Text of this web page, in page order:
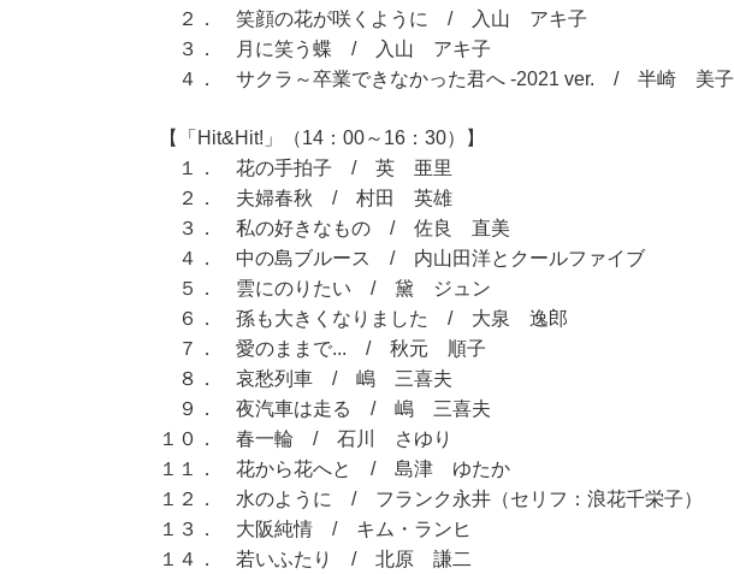
２． 笑顔の花が咲くように / 入山 アキ子
３． 月に笑う蝶 / 入山 アキ子
４． サクラ～卒業できなかった君へ -2021 ver. / 半崎 美子
【「Hit&Hit!」（14：00～16：30）】
１． 花の手拍子 / 英 亜里
２． 夫婦春秋 / 村田 英雄
３． 私の好きなもの / 佐良 直美
４． 中の島ブルース / 内山田洋とクールファイブ
５． 雲にのりたい / 黛 ジュン
６． 孫も大きくなりました / 大泉 逸郎
７． 愛のままで... / 秋元 順子
８． 哀愁列車 / 嶋 三喜夫
９． 夜汽車は走る / 嶋 三喜夫
１０． 春一輪 / 石川 さゆり
１１． 花から花へと / 島津 ゆたか
１２． 水のように / フランク永井（セリフ：浪花千栄子）
１３． 大阪純情 / キム・ランヒ
１４． 若いふたり / 北原 謙二